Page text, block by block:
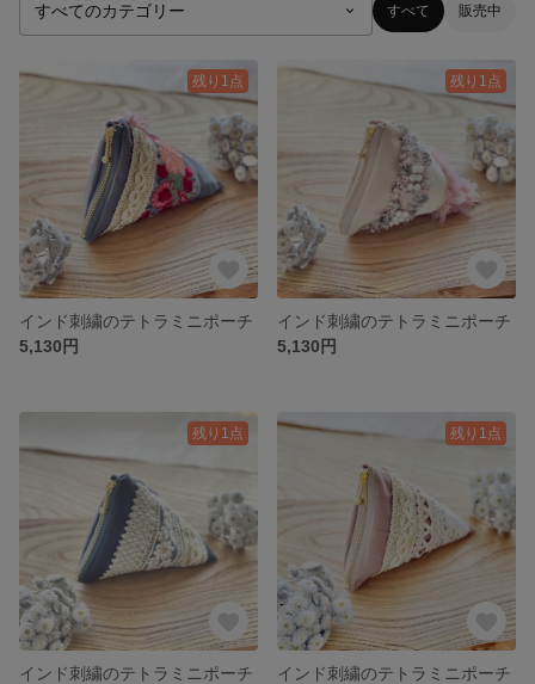
すべて 販売中
残り1点
インド刺繍のテトラミニポーチ
5,130円
残り1点
インド刺繍のテトラミニポーチ
5,130円
残り1点
インド刺繍のテトラミニポーチ
残り1点
インド刺繍のテトラミニポーチ